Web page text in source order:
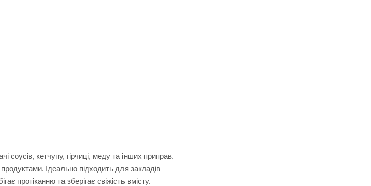
кетчупу, гірчиці, меду та інших приправ.
Ідеально підходить для закладів
протіканню та зберігає свіжість вмісту.